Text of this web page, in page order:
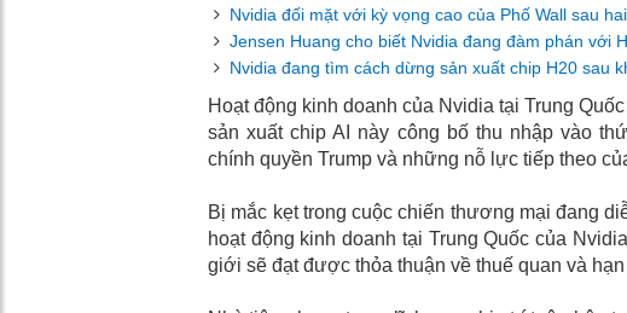
Nvidia đối mặt với kỳ vọng cao của Phố Wall sau
Jensen Huang cho biết Nvidia đang đàm phán với
Nvidia đang tìm cách dừng sản xuất chip H20 sau
Hoạt động kinh doanh của Nvidia tại Trung
sản xuất chip AI này công bố thu nhập vào
chính quyền Trump và những nỗ lực tiếp theo
Bị mắc kẹt trong cuộc chiến thương mại đang
hoạt động kinh doanh tại Trung Quốc của
giới sẽ đạt được thỏa thuận về thuế quan và